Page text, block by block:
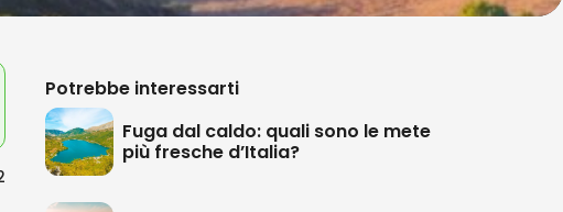
Potrebbe interessarti
Fuga dal caldo: quali sono le mete
più fresche d’Italia?